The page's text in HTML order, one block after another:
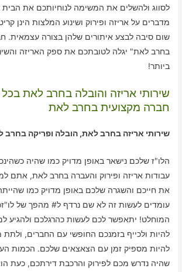
לסווג ולהשלים את המשימה לנוחיותכם את
מדברים על אריזה ופירוק ושינוע המלצות הינן
שום סיבה לבצע איתורים שלהן בצורה עצמאית.
בחרב לאת" יגלה לטובתכם את ספק האריזה
ביותר!
שירותי אריזה והובלה בחרב לאת
חברה מקצועית בחרב לאת
שירותי אריזה בחרב לאת, הובלה ופריקה בחרב
הלו"ז שלכם נישאר באופן מדויק כמו שהיה
עבודות אריזה ופירוק והעברה בחרב לאת, אתם
את חייכם והשגרה שלכם באופן מדויק כמו
עומדים לעשות זה לא שם נרדף ל# מהפך של
המוחלט! יתאפשר לכם לעשות כהרגלכם ולהגיע
להיות ולכייף בזמנכם החופשי עם החברים,
להיות מספיק זמן עם הצאצאים שלכם. הכמות
שהיה נדרש מכם לפירוק והרכבת דירתכם, כעת